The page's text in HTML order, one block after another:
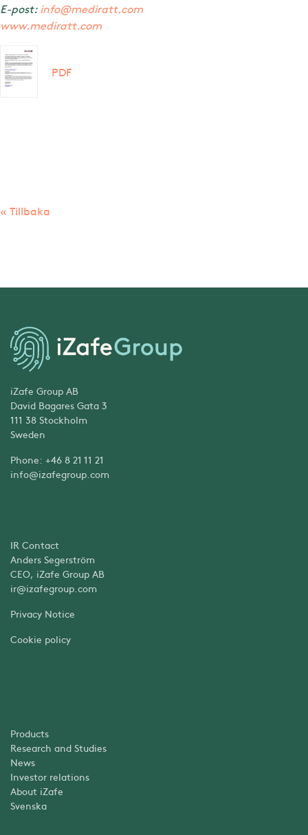
E-post:info@mediratt.com
www.mediratt.com
PDF
« Tillbaka
iZafe Group AB
David Bagares Gata 3
111 38 Stockholm
Sweden
Phone: +46 8 21 11 21
info@izafegroup.com
IR Contact
Anders Segerström
CEO, iZafe Group AB
ir@izafegroup.com
Privacy Notice
Cookie policy
Products
Research and Studies
News
Investor relations
About iZafe
Svenska